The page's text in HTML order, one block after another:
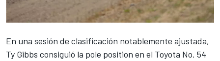
En una sesión de clasificación notablemente ajustada,
Ty Gibbs consiguió la pole position en el Toyota No. 54